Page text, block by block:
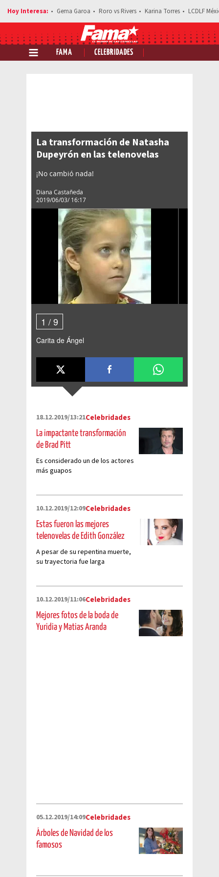
Gema Garoa Roro vs Rivers Karina Torres LCDLF
FAMA CELEBRIDADES
Comparte esta noticia
La transformación de Natasha
Dupeyrón en las telenovelas
¡No cambió nada!
Diana Castañeda
2019/06/03/ 16:17
1 /9
Carita de Ángel
18.12.2019/13:21Celebridades
La impactante transformación
de Brad Pitt
Es considerado un de los actores
más guapos
10.12.2019/12:09Celebridades
Estas fueron las mejores
telenovelas de Edith González
A pesar de su repentina muerte,
su trayectoria fue larga
10.12.2019/11:06Celebridades
Mejores fotos de la boda de
Yuridia y Matias Aranda
05.12.2019/14:09Celebridades
Árboles de Navidad de los
famosos